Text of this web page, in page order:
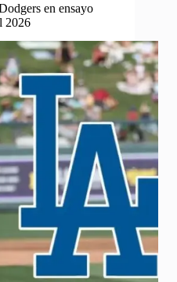
en ensayo
2026